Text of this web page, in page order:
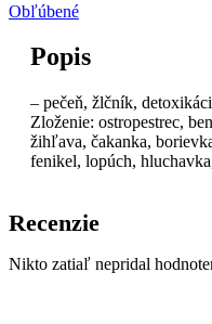
Obľúbené
Popis
– pečeň, žlčník,
Zloženie: ostropestrec,
žihľava, čakanka,
fenikel, lopúch,
Recenzie
Nikto zatiaľ nepridal